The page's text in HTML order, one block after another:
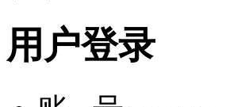
用户登录